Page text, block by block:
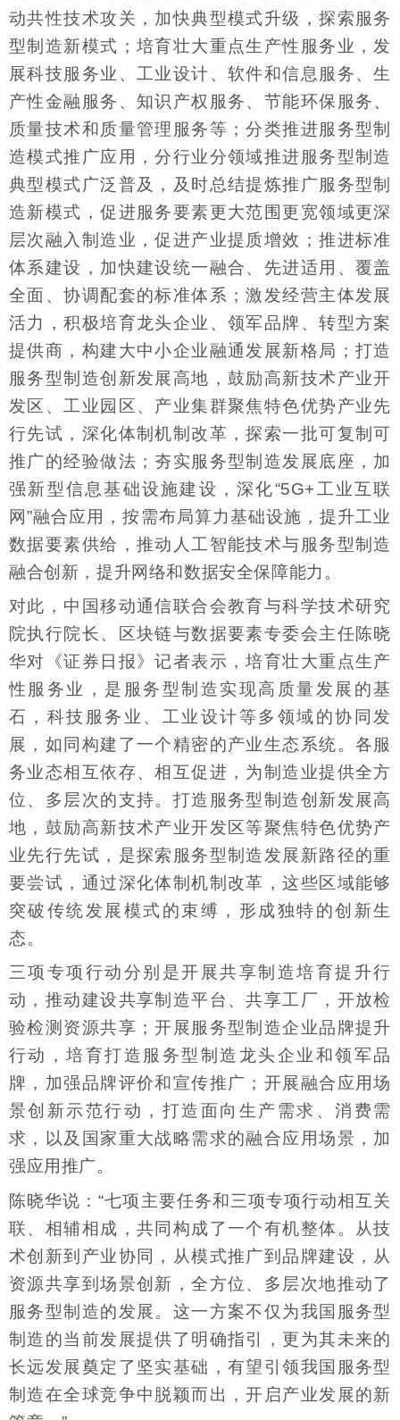
动共性技术攻关，加快典型模式升级，探索服务
型制造新模式；培育壮大重点生产性服务业，发
展科技服务业、工业设计、软件和信息服务、生
产性金融服务、知识产权服务、节能环保服务、
质量技术和质量管理服务等；分类推进服务型制
造模式推广应用，分行业分领域推进服务型制造
典型模式广泛普及，及时总结提炼推广服务型制
造新模式，促进服务要素更大范围更宽领域更深
层次融入制造业，促进产业提质增效；推进标准
体系建设，加快建设统一融合、先进适用、覆盖
全面、协调配套的标准体系；激发经营主体发展
活力，积极培育龙头企业、领军品牌、转型方案
提供商，构建大中小企业融通发展新格局；打造
服务型制造创新发展高地，鼓励高新技术产业开
发区、工业园区、产业集群聚焦特色优势产业先
行先试，深化体制机制改革，探索一批可复制可
推广的经验做法；夯实服务型制造发展底座，加
强新型信息基础设施建设，深化“5G+工业互联
网”融合应用，按需布局算力基础设施，提升工业
数据要素供给，推动人工智能技术与服务型制造
融合创新，提升网络和数据安全保障能力。
对此，中国移动通信联合会教育与科学技术研究
院执行院长、区块链与数据要素专委会主任陈晓
华对《证券日报》记者表示，培育壮大重点生产
性服务业，是服务型制造实现高质量发展的基
石，科技服务业、工业设计等多领域的协同发
展，如同构建了一个精密的产业生态系统。各服
务业态相互依存、相互促进，为制造业提供全方
位、多层次的支持。打造服务型制造创新发展高
地，鼓励高新技术产业开发区等聚焦特色优势产
业先行先试，是探索服务型制造发展新路径的重
要尝试，通过深化体制机制改革，这些区域能够
突破传统发展模式的束缚，形成独特的创新生
态。
三项专项行动分别是开展共享制造培育提升行
动，推动建设共享制造平台、共享工厂，开放检
验检测资源共享；开展服务型制造企业品牌提升
行动，培育打造服务型制造龙头企业和领军品
牌，加强品牌评价和宣传推广；开展融合应用场
景创新示范行动，打造面向生产需求、消费需
求，以及国家重大战略需求的融合应用场景，加
强应用推广。
陈晓华说：“七项主要任务和三项专项行动相互关
联、相辅相成，共同构成了一个有机整体。从技
术创新到产业协同，从模式推广到品牌建设，从
资源共享到场景创新，全方位、多层次地推动了
服务型制造的发展。这一方案不仅为我国服务型
制造的当前发展提供了明确指引，更为其未来的
长远发展奠定了坚实基础，有望引领我国服务型
制造在全球竞争中脱颖而出，开启产业发展的新